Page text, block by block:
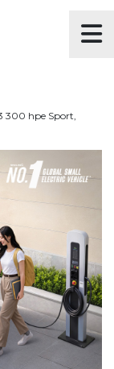
300 hpe Sport,